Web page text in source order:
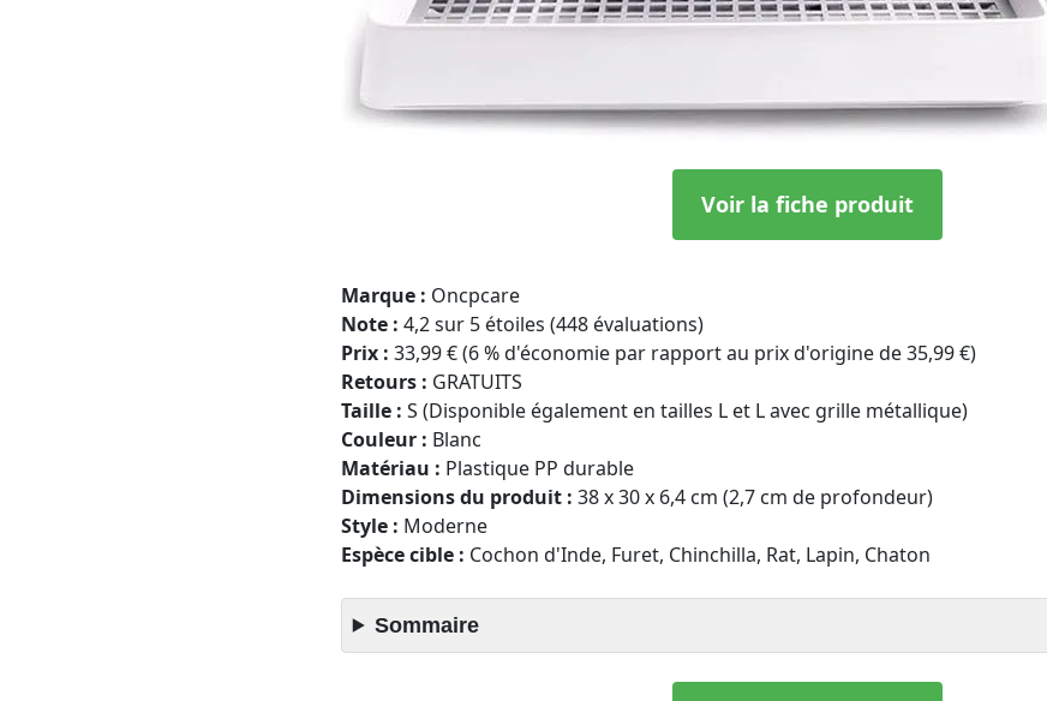
Voir la fiche produit
Marque : Oncpcare
Note : 4,2 sur 5 étoiles (448 évaluations)
Prix : 33,99 € (6 % d'économie par rapport au prix d'origine de 35,99 €)
Retours : GRATUITS
Taille : S (Disponible également en tailles L et L avec grille métallique)
Couleur : Blanc
Matériau : Plastique PP durable
Dimensions du produit : 38 x 30 x 6,4 cm (2,7 cm de profondeur)
Style : Moderne
Espèce cible : Cochon d'Inde, Furet, Chinchilla, Rat, Lapin, Chaton
Sommaire